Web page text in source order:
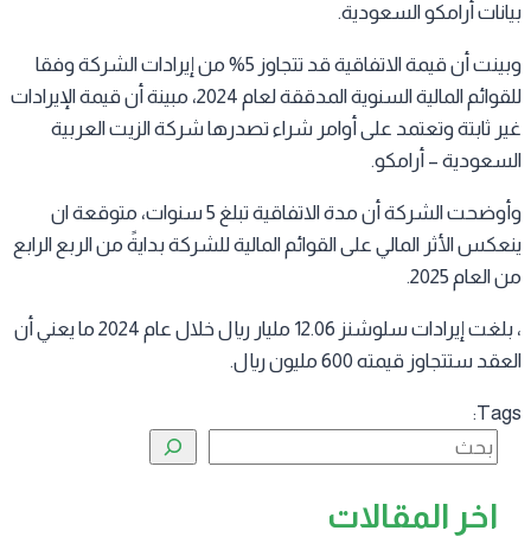
أرامكو السعودية.
وبينت أن قيمة الاتفاقية قد تتجاوز 5% من إيرادات الشركة وفقا
للقوائم المالية السنوية المدققة لعام 2024، مبينة أن قيمة الإيرادات
ثابتة وتعتمد على أوامر شراء تصدرها شركة الزيت العربية
– أرامكو.
وأوضحت الشركة أن مدة الاتفاقية تبلغ 5 سنوات، متوقعة ان
الأثر المالي على القوائم المالية للشركة بدايةً من الربع الرابع
2025.
، بلغت إيرادات سلوشنز 12.06 مليار ريال خلال عام 2024 ما يعني أن
ستتجاوز قيمته 600 مليون ريال.
البحث
اخر المقالات